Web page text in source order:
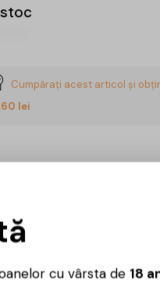
Cumpărați acest articol și
lei
Sună aici:
cu vârsta de 18